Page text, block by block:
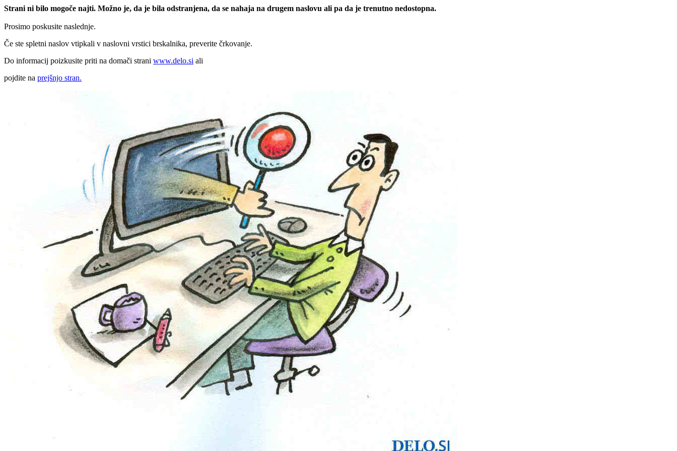
Strani ni bilo mogoče najti. Možno je, da je bila odstranjena, da se nahaja na drugem naslovu ali pa da je trenutno nedostopna.
Prosimo poskusite naslednje.
Če ste spletni naslov vtipkali v naslovni vrstici brskalnika, preverite črkovanje.
Do informacij poizkusite priti na domači strani www.delo.si ali
pojdite na prejšnjo stran.